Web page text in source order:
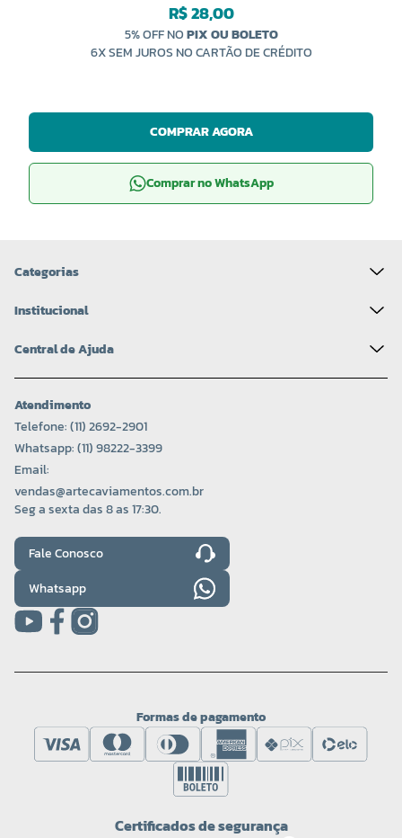
R$ 28,00
5% OFF NOPIX OU BOLETO
6X SEM JUROS NO CARTÃO DE CRÉDITO
COMPRAR AGORA
Comprar no WhatsApp
Categorias
Institucional
Central de Ajuda
Atendimento
Telefone: (11) 2692-2901
Whatsapp: (11) 98222-3399
Email:
vendas@artecaviamentos.com.br
Seg a sexta das 8 as 17:30.
Fale Conosco
Whatsapp
Formas de pagamento
Certificados de segurança